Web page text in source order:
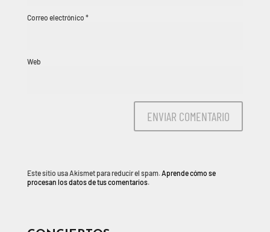
Correo electrónico *
Web
Este sitio usa Akismet para reducir el spam.Aprende cómo se
procesan los datos de tus comentarios.